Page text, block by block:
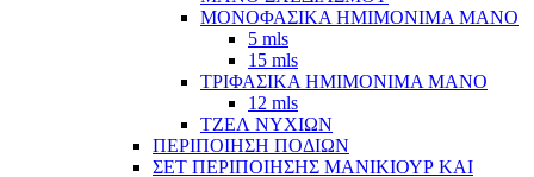
ΜΟΝΟΦΑΣΙΚΑ ΗΜΙΜΟΝΙΜΑ ΜΑΝΟ
5 mls
15 mls
ΤΡΙΦΑΣΙΚΑ ΗΜΙΜΟΝΙΜΑ ΜΑΝΟ
12 mls
ΤΖΕΛ ΝΥΧΙΩΝ
ΠΕΡΙΠΟΙΗΣΗ ΠΟΔΙΩΝ
ΣΕΤ ΠΕΡΙΠΟΙΗΣΗΣ ΜΑΝΙΚΙΟΥΡ ΚΑΙ